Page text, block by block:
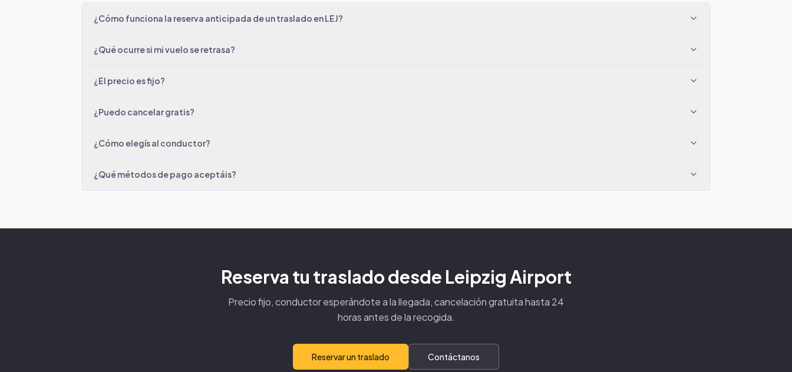
¿Cómo funciona la reserva anticipada de un traslado en LEJ?
¿Qué ocurre si mi vuelo se retrasa?
¿El precio es fijo?
¿Puedo cancelar gratis?
¿Cómo elegís al conductor?
¿Qué métodos de pago aceptáis?
Reserva tu traslado desde Leipzig Airport
Precio fijo, conductor esperándote a la llegada, cancelación gratuita hasta 24
horas antes de la recogida.
Reservar un traslado Contáctanos